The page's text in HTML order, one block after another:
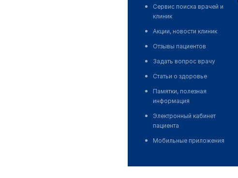
Сервис поиска врачей и
клиник
Акции, новости клиник
Отзывы пациентов
Задать вопрос врачу
Статьи о здоровье
Памятки, полезная
информация
Электронный кабинет
пациента
Мобильные приложения